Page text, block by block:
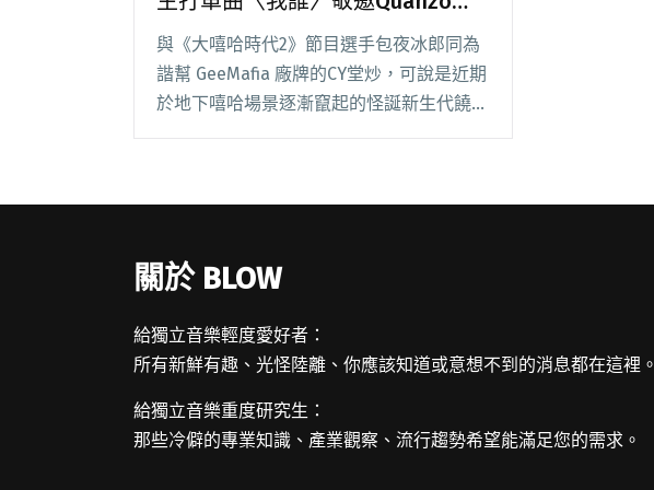
色出演MV
與《大嘻哈時代2》節目選手包夜冰郎同為
諧幫 GeeMafia 廠牌的CY堂炒，可說是近期
於地下嘻哈場景逐漸竄起的怪誕新生代饒舌
歌手，以直言不諱的白爛歌詞注入渾然天成
關於 BLOW
給獨立音樂輕度愛好者：
所有新鮮有趣、光怪陸離、你應該知道或意想不到的消息都在這裡。
給獨立音樂重度研究生：
那些冷僻的專業知識、產業觀察、流行趨勢希望能滿足您的需求。